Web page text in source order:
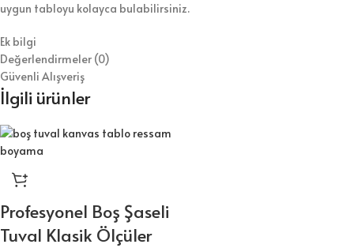
uygun tabloyu kolayca bulabilirsiniz.
Ek bilgi
Değerlendirmeler (0)
Güvenli Alışveriş
İlgili ürünler
Profesyonel Boş Şaseli
Tuval Klasik Ölçüler